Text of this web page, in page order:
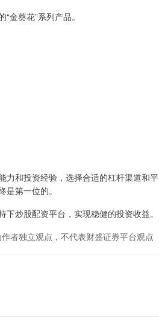
金葵花”系列产品。
力和投资经验，选择合适的杠杆渠道和平
第一位的。
炒股配资平台，实现稳健的投资收益。
者独立观点，不代表财盛证券平台观点